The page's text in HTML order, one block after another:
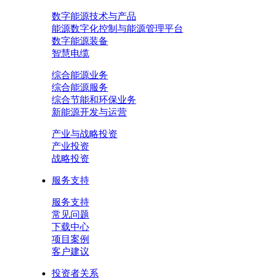
数字能源技术与产品
能源数字化控制与能源管理平台
数字能源装备
智慧电缆
综合能源业务
综合能源服务
综合节能和环保业务
新能源开发与运营
产业与战略投资
产业投资
战略投资
服务支持
服务支持
常见问题
下载中心
项目案例
客户建议
投资者关系